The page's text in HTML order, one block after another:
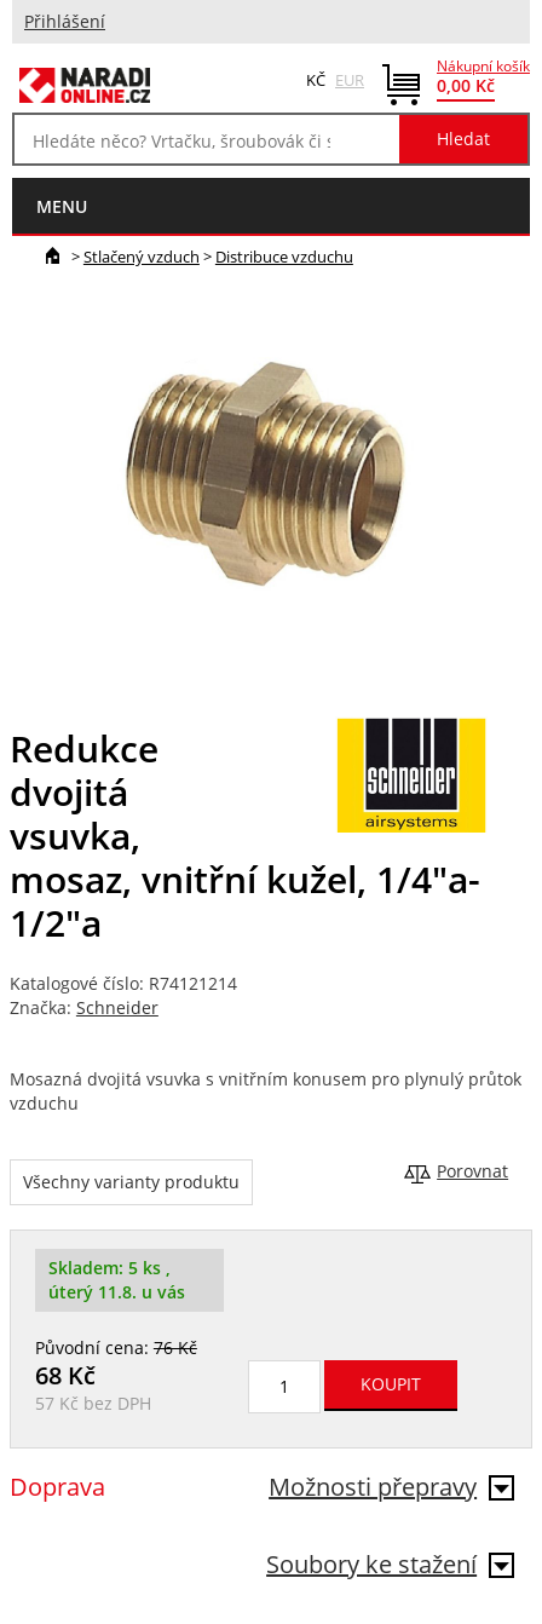
Přihlášení
Nákupní košík
0,00 Kč
KČ EUR
MENU
>Stlačený vzduch > Distribuce vzduchu
Redukce
dvojitá
vsuvka,
mosaz, vnitřní kužel, 1/4"a-
1/2"a
Katalogové číslo: R74121214
Značka: Schneider
Mosazná dvojitá vsuvka s vnitřním konusem pro plynulý průtok
vzduchu
Porovnat
Všechny varianty produktu
Skladem: 5 ks ,
úterý 11.8. u vás
Původní cena:76 Kč
68Kč
57 Kč bez DPH
Možnosti přepravy
Doprava
Soubory ke stažení